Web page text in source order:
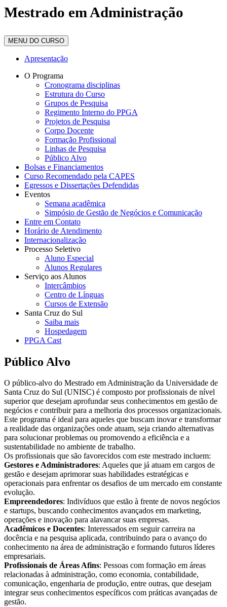
Mestrado em Administração
MENU DO CURSO
Apresentação
O Programa
Cronograma disciplinas
Estrutura do Curso
Grupos de Pesquisa
Regimento Interno do PPGA
Projetos de Pesquisa
Corpo Docente
Formação Profissional
Linhas de Pesquisa
Público Alvo
Bolsas e Financiamentos
Curso Recomendado pela CAPES
Egressos e Dissertações Defendidas
Eventos
Semana acadêmica
Simpósio de Gestão de Negócios e Comunicação
Entre em Contato
Horário de Atendimento
Internacionalização
Processo Seletivo
Aluno Especial
Alunos Regulares
Serviço aos Alunos
Intercâmbios
Centro de Línguas
Cursos de Extensão
Santa Cruz do Sul
Saiba mais
Hospedagem
PPGA Cast
Público Alvo
O público-alvo do Mestrado em Administração da Universidade de
Santa Cruz do Sul (UNISC) é composto por profissionais de nível
superior que desejam aprofundar seus conhecimentos em gestão de
negócios e contribuir para a melhoria dos processos organizacionais.
Este programa é ideal para aqueles que buscam inovar e transformar
a realidade das organizações onde atuam, seja criando alternativas
para solucionar problemas ou promovendo a eficiência e a
sustentabilidade no ambiente de trabalho.
Os profissionais que são favorecidos com este mestrado incluem:
Gestores e Administradores: Aqueles que já atuam em cargos de
gestão e desejam aprimorar suas habilidades estratégicas e
operacionais para enfrentar os desafios de um mercado em constante
evolução.
Empreendedores: Indivíduos que estão à frente de novos negócios
e startups, buscando conhecimentos avançados em marketing,
operações e inovação para alavancar suas empresas.
Acadêmicos e Docentes: Interessados em seguir carreira na
docência e na pesquisa aplicada, contribuindo para o avanço do
conhecimento na área de administração e formando futuros líderes
empresariais.
Profissionais de Áreas Afins: Pessoas com formação em áreas
relacionadas à administração, como economia, contabilidade,
comunicação, engenharia de produção, entre outras, que desejam
integrar seus conhecimentos específicos com práticas avançadas de
gestão.